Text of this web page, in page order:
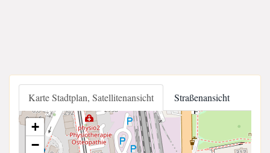
Karte Stadtplan, Satellitenansicht Straßenansicht
+
−